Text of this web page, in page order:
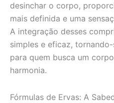
desinchar o corpo,
mais definida e uma
A integração desses
simples e eficaz,
para quem busca um
harmonia.
Fórmulas de Ervas: A